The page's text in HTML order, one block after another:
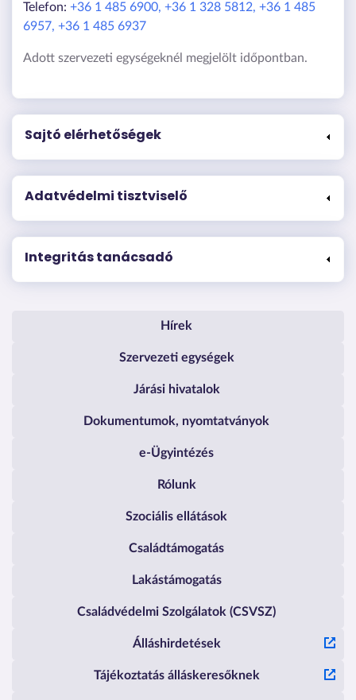
Telefon: +36 1 485 6900, +36 1 328 5812, +36 1 485
6957, +36 1 485 6937
Adott szervezeti egységeknél megjelölt időpontban.
Sajtó elérhetőségek
Adatvédelmi tisztviselő
Integritás tanácsadó
Pest Vármegyei
Hírek
Szervezeti egységek
Járási hivatalok
Dokumentumok, nyomtatványok
e-Ügyintézés
Rólunk
Szociális ellátások
Családtámogatás
Lakástámogatás
Családvédelmi Szolgálatok (CSVSZ)
Álláshirdetések
Tájékoztatás álláskeresőknek